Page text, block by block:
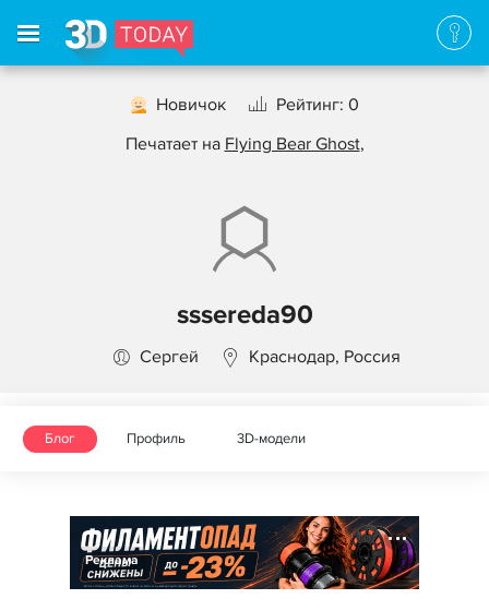
Новичок
Рейтинг: 0
Печатает на Flying Bear Ghost,
sssereda90
Сергей Краснодар, Россия
Блог Профиль 3D-модели
Реклама